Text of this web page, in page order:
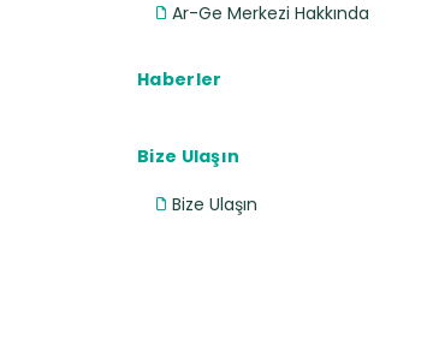
Ar-Ge Merkezi Hakkında
Haberler
Bize Ulaşın
Bize Ulaşın